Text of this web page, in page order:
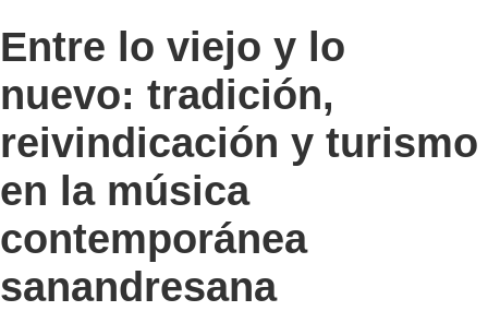
Entre lo viejo y lo
nuevo: tradición,
reivindicación y turismo
en la música
contemporánea
sanandresana